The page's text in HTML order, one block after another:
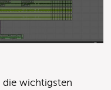
die wichtigsten